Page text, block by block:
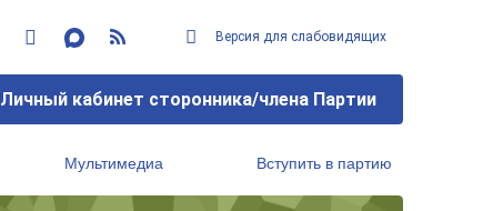
Версия для слабовидящих
Личный кабинет сторонника/члена Партии
Мультимедиа Вступить в партию